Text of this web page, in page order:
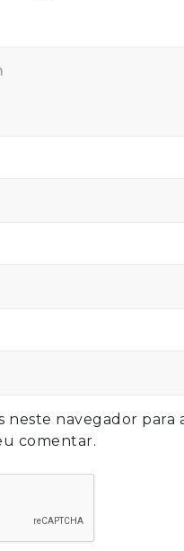
neste navegador para
comentar.